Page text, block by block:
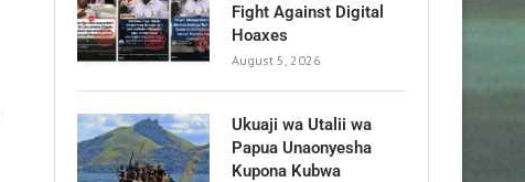
Fight Against Digital
Hoaxes
August 5, 2026
Ukuaji wa Utalii wa
Papua Unaonyesha
Kupona Kubwa